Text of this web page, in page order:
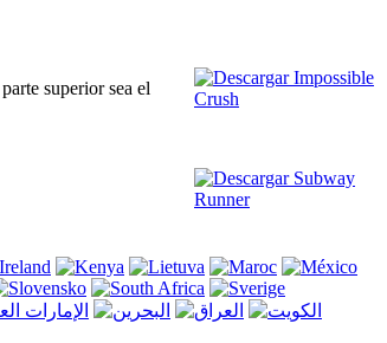
superior sea el